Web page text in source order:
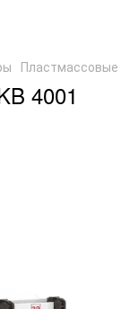
4001